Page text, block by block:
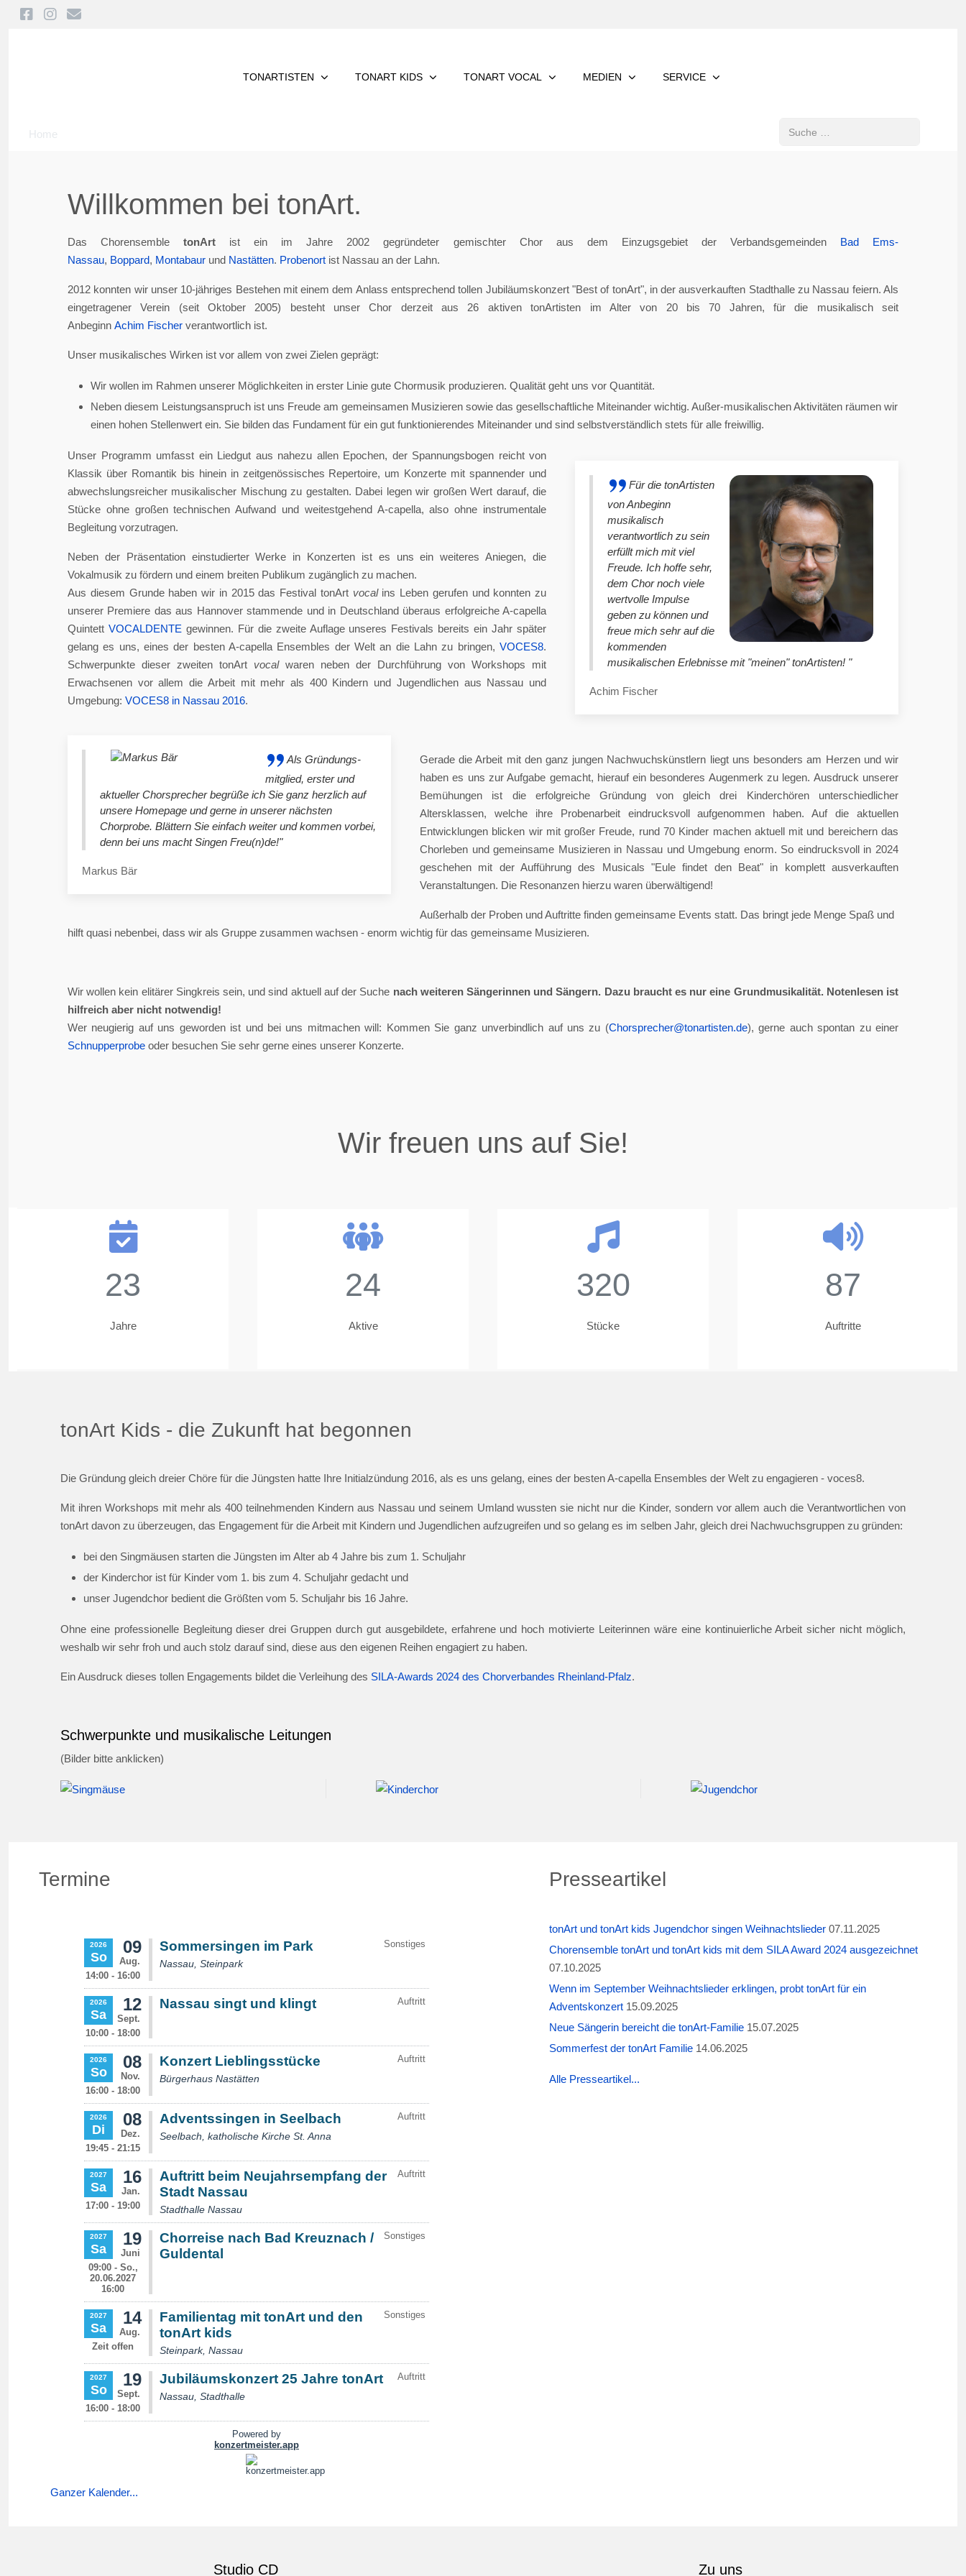
TONARTISTEN TONART KIDS TONART VOCAL MEDIEN SERVICE
Home
Suchen
Willkommen bei tonArt.
Das ChorensembletonArt ist ein im Jahre 2002 gegründeter gemischter Chor aus dem Einzugsgebiet der Verbandsgemeinden Bad Ems-
Nassau, Boppard, Montabaur und Nastätten. Probenort ist Nassau an der Lahn.
2012 konnten wir unser 10-jähriges Bestehen mit einem dem Anlass entsprechend tollen Jubiläumskonzert "Best of tonArt", in der ausverkauften Stadthalle zu Nassau feiern. Als
eingetragener Verein (seit Oktober 2005) besteht unser Chor derzeit aus 26 aktiven tonArtisten im Alter von 20 bis 70 Jahren, für die musikalisch seit
Anbeginn Achim Fischer verantwortlich ist.
Unser musikalisches Wirken ist vor allem von zwei Zielen geprägt:
Wir wollen im Rahmen unserer Möglichkeiten in erster Linie gute Chormusik produzieren. Qualität geht uns vor Quantität.
Neben diesem Leistungsanspruch ist uns Freude am gemeinsamen Musizieren sowie das gesellschaftliche Miteinander wichtig. Außer-musikalischen Aktivitäten räumen wir
einen hohen Stellenwert ein. Sie bilden das Fundament für ein gut funktionierendes Miteinander und sind selbstverständlich stets für alle freiwillig.
Für die tonArtisten
von Anbeginn
musikalisch
verantwortlich zu sein
erfüllt mich mit viel
Freude. Ich hoffe sehr,
dem Chor noch viele
wertvolle Impulse
geben zu können und
freue mich sehr auf die
kommenden
musikalischen Erlebnisse mit "meinen" tonArtisten! "
Achim Fischer
Unser Programm umfasst ein Liedgut aus nahezu allen Epochen, der Spannungsbogen reicht von
Klassik über Romantik bis hinein in zeitgenössisches Repertoire, um Konzerte mit spannender und
abwechslungsreicher musikalischer Mischung zu gestalten. Dabei legen wir großen Wert darauf, die
Stücke ohne großen technischen Aufwand und weitestgehend A-capella, also ohne instrumentale
Begleitung vorzutragen.
Neben der Präsentation einstudierter Werke in Konzerten ist es uns ein weiteres Aniegen, die
Vokalmusik zu fördern und einem breiten Publikum zugänglich zu machen.
Aus diesem Grunde haben wir in 2015 das Festival tonArt vocal ins Leben gerufen und konnten zu
unserer Premiere das aus Hannover stammende und in Deutschland überaus erfolgreiche A-capella
Quintett VOCALDENTE gewinnen. Für die zweite Auflage unseres Festivals bereits ein Jahr später
gelang es uns, eines der besten A-capella Ensembles der Welt an die Lahn zu bringen, VOCES8.
Schwerpunkte dieser zweiten tonArt vocalwaren neben der Durchführung von Workshops mit
Erwachsenen vor allem die Arbeit mit mehr als 400 Kindern und Jugendlichen aus Nassau und
Umgebung: VOCES8 in Nassau 2016.
Als Gründungs-
mitglied, erster und
aktueller Chorsprecher begrüße ich Sie ganz herzlich auf
unsere Homepage und gerne in unserer nächsten
Chorprobe. Blättern Sie einfach weiter und kommen vorbei,
denn bei uns macht Singen Freu(n)de!"
Markus Bär
Gerade die Arbeit mit den ganz jungen Nachwuchskünstlern liegt uns besonders am Herzen und wir
haben es uns zur Aufgabe gemacht, hierauf ein besonderes Augenmerk zu legen. Ausdruck unserer
Bemühungen ist die erfolgreiche Gründung von gleich drei Kinderchören unterschiedlicher
Altersklassen, welche ihre Probenarbeit eindrucksvoll aufgenommen haben. Auf die aktuellen
Entwicklungen blicken wir mit großer Freude, rund 70 Kinder machen aktuell mit und bereichern das
Chorleben und gemeinsame Musizieren in Nassau und Umgebung enorm. So eindrucksvoll in 2024
geschehen mit der Aufführung des Musicals "Eule findet den Beat" in komplett ausverkauften
Veranstaltungen. Die Resonanzen hierzu waren überwältigend!
Außerhalb der Proben und Auftritte finden gemeinsame Events statt. Das bringt jede Menge Spaß und
hilft quasi nebenbei, dass wir als Gruppe zusammen wachsen - enorm wichtig für das gemeinsame Musizieren.
Wir wollen kein elitärer Singkreis sein, und sind aktuell auf der Suche nach weiteren Sängerinnen und Sängern. Dazu braucht es nur eine Grundmusikalität. Notenlesen ist
hilfreich aber nicht notwendig!
Wer neugierig auf uns geworden ist und bei uns mitmachen will: Kommen Sie ganz unverbindlich auf uns zu (Chorsprecher@tonartisten.de), gerne auch spontan zu einer
Schnupperprobe oder besuchen Sie sehr gerne eines unserer Konzerte.
Wir freuen uns auf Sie!
23
Jahre
24
Aktive
320
Stücke
87
Auftritte
tonArt Kids - die Zukunft hat begonnen
Die Gründung gleich dreier Chöre für die Jüngsten hatte Ihre Initialzündung 2016, als es uns gelang, eines der besten A-capella Ensembles der Welt zu engagieren - voces8.
Mit ihren Workshops mit mehr als 400 teilnehmenden Kindern aus Nassau und seinem Umland wussten sie nicht nur die Kinder, sondern vor allem auch die Verantwortlichen von
tonArt davon zu überzeugen, das Engagement für die Arbeit mit Kindern und Jugendlichen aufzugreifen und so gelang es im selben Jahr, gleich drei Nachwuchsgruppen zu gründen:
bei den Singmäusen starten die Jüngsten im Alter ab 4 Jahre bis zum 1. Schuljahr
der Kinderchor ist für Kinder vom 1. bis zum 4. Schuljahr gedacht und
unser Jugendchor bedient die Größten vom 5. Schuljahr bis 16 Jahre.
Ohne eine professionelle Begleitung dieser drei Gruppen durch gut ausgebildete, erfahrene und hoch motivierte Leiterinnen wäre eine kontinuierliche Arbeit sicher nicht möglich,
weshalb wir sehr froh und auch stolz darauf sind, diese aus den eigenen Reihen engagiert zu haben.
Ein Ausdruck dieses tollen Engagements bildet die Verleihung des SILA-Awards 2024 des Chorverbandes Rheinland-Pfalz.
Schwerpunkte und musikalische Leitungen
(Bilder bitte anklicken)
Termine
Ganzer Kalender...
Presseartikel
tonArt und tonArt kids Jugendchor singen Weihnachtslieder 07.11.2025
Chorensemble tonArt und tonArt kids mit dem SILA Award 2024 ausgezeichnet
07.10.2025
Wenn im September Weihnachtslieder erklingen, probt tonArt für ein
Adventskonzert 15.09.2025
Neue Sängerin bereicht die tonArt-Familie 15.07.2025
Sommerfest der tonArt Familie 14.06.2025
Alle Presseartikel...
Studio CD Zu uns